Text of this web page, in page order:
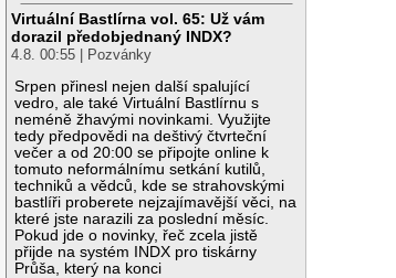
Virtuální Bastlírna vol. 65: Už vám
dorazil předobjednaný INDX?
4.8. 00:55 | Pozvánky
Srpen přinesl nejen další spalující
vedro, ale také Virtuální Bastlírnu s
neméně žhavými novinkami. Využijte
tedy předpovědi na deštivý čtvrteční
večer a od 20:00 se připojte online k
tomuto neformálnímu setkání kutilů,
techniků a vědců, kde se strahovskými
bastlíři proberete nejzajímavější věci, na
které jste narazili za poslední měsíc.
Pokud jde o novinky, řeč zcela jistě
přijde na systém INDX pro tiskárny
Průša, který na konci